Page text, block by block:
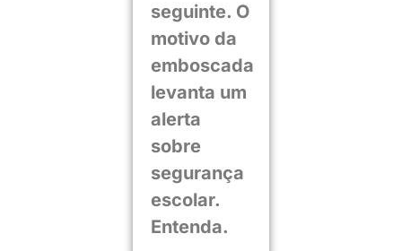
seguinte. O
motivo da
emboscada
levanta um
alerta
sobre
segurança
escolar.
Entenda.